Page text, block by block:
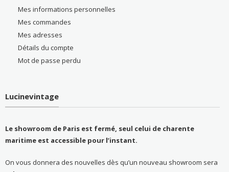
Mes informations personnelles
Mes commandes
Mes adresses
Détails du compte
Mot de passe perdu
Lucinevintage
Le showroom de Paris est fermé, seul celui de charente
maritime est accessible pour l’instant.
On vous donnera des nouvelles dès qu’un nouveau showroom sera